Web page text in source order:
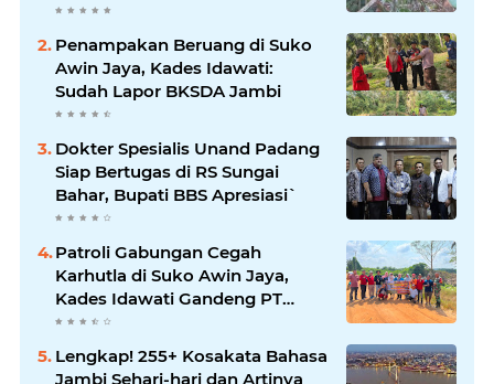
Penampakan Beruang di Suko
Awin Jaya, Kades Idawati:
Sudah Lapor BKSDA Jambi
Dokter Spesialis Unand Padang
Siap Bertugas di RS Sungai
Bahar, Bupati BBS Apresiasi`
Patroli Gabungan Cegah
Karhutla di Suko Awin Jaya,
Kades Idawati Gandeng PT
BBB-S, TNI dan BPD
Lengkap! 255+ Kosakata Bahasa
Jambi Sehari-hari dan Artinya